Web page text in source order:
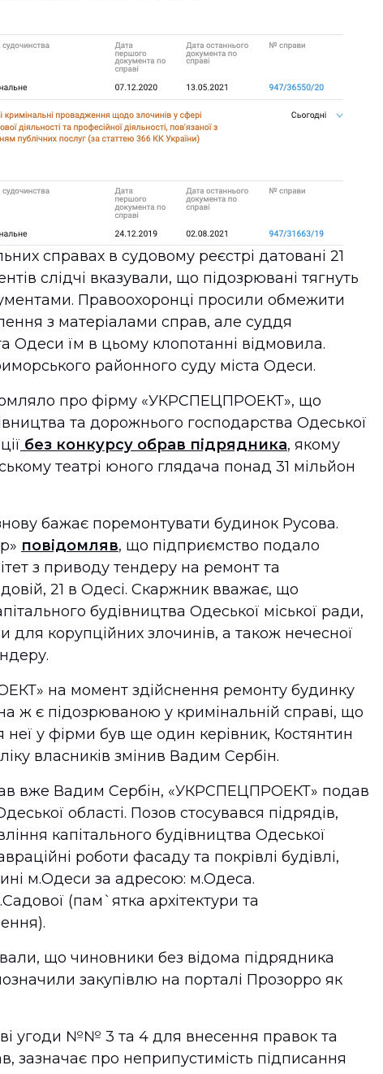
справах в судовому реєстрі датовані 21
слідчі вказували, що підозрювані тягнуть
Правоохоронці просили обмежити
з матеріалами справ, але суддя
Одеси їм в цьому клопотанні відмовила.
районного суду міста Одеси.
про фірму «УКРСПЕЦПРОЕКТ», що
та дорожнього господарства Одеської
без конкурсу обрав підрядника, якому
театрі юного глядача понад 31 мільйон
бажає поремонтувати будинок Русова.
повідомляв, що підприємство подало
з приводу тендеру на ремонт та
21 в Одесі. Скаржник вважає, що
будівництва Одеської міської ради,
корупційних злочинів, а також нечесної
на момент здійснення ремонту будинку
ж є підозрюваною у кримінальній справі, що
неї у фірми був ще один керівник, Костянтин
власників змінив Вадим Сербін.
вже Вадим Сербін, «УКРСПЕЦПРОЕКТ» подав
області. Позов стосувався підрядів,
капітального будівництва Одеської
роботи фасаду та покрівлі будівлі,
м.Одеси за адресою: м.Одеса.
(пам`ятка архітектури та
що чиновники без відома підрядника
закупівлю на порталі Прозорро як
угоди №№ 3 та 4 для внесення правок та
зазначає про неприпустимість підписання